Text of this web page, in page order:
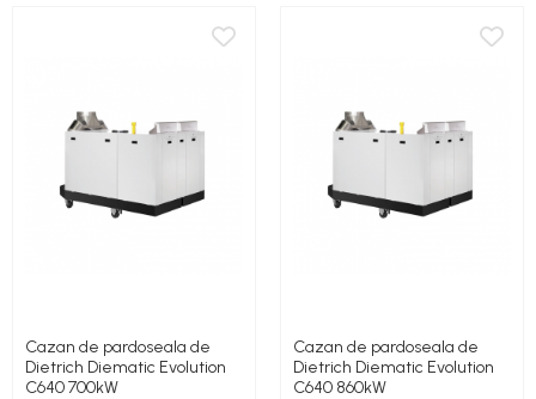
Cazan de pardoseala de
Dietrich Diematic Evolution
C640 700kW
Cazan de pardoseala de
Dietrich Diematic Evolution
C640 860kW